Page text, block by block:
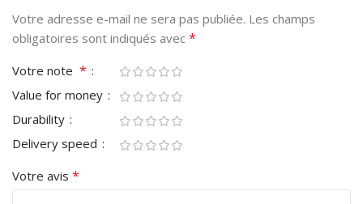
Votre adresse e-mail ne sera pas publiée. Les champs
obligatoires sont indiqués avec *
Votre note *
Value for money
Durability
Delivery speed
Votre avis *